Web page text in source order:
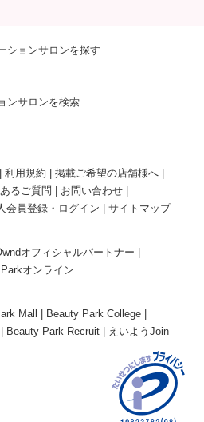
ションサロンを探す
ンサロンを検索
利用規約
掲載ご希望の店舗様へ
るご質問
お問い合わせ
会員登録・ログイン サイトマップ
オフィシャルパートナー
オンライン
Mall
Beauty Park College
Beauty Park Recruit えいようJoin